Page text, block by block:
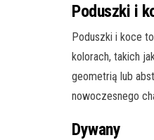
Poduszki i
Poduszki i koce
kolorach, takich
geometrią lub
nowoczesnego
Dywany